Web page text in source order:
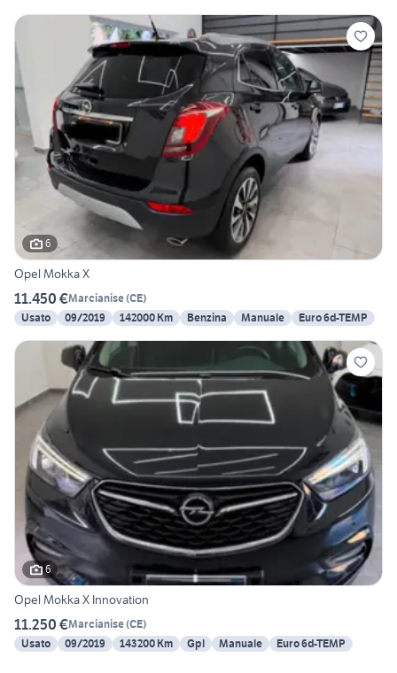
6
Opel Mokka X
11.450 €Marcianise(CE)
Usato
09/2019 142000 Km Benzina Manuale Euro 6d-TEMP
6
Opel Mokka X Innovation
11.250 €Marcianise(CE)
Usato
09/2019 143200 Km Gpl Manuale Euro 6d-TEMP